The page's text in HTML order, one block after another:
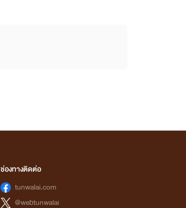
ช่องทางติดต่อ
tunwalai.com
@webtunwalai